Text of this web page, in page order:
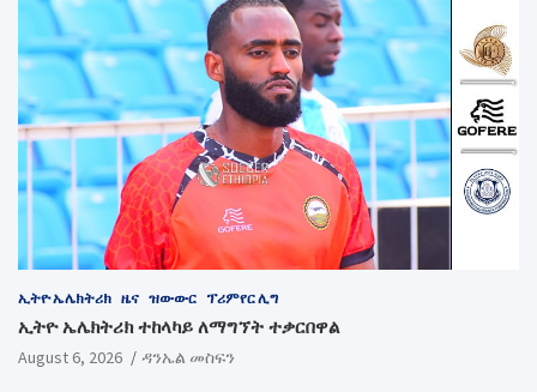
ኢትዮ ኤሌክትሪክ ዜና ዝውውር ፕሪምየር ሊግ
ኢትዮ ኤሌክትሪክ ተከላካይ ለማግኘት ተቃርበዋል
August 6, 2026 ዳንኤል መስፍን